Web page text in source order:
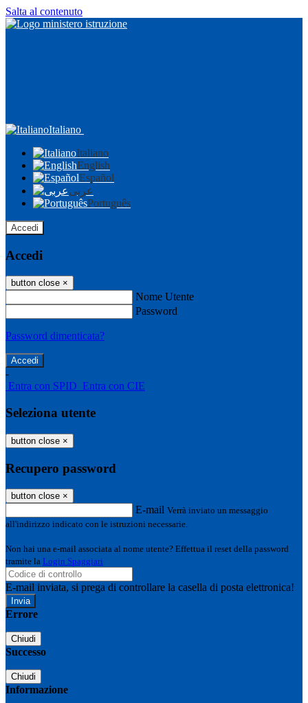
Salta al contenuto
Italiano
Italiano
English
Español
عربى
Português
Accedi
Accedi
button close ×
Nome Utente
Password
Password dimenticata?
-
Entra con SPID Entra con CIE
Seleziona utente
button close ×
Recupero password
button close ×
E-mail Verrà inviato un messaggio
all'indirizzo indicato con le istruzioni necessarie.
Non hai una e-mail associata al nome utente? Effettua il reset della password
tramite la Login Spaggiari
E-mail inviata, si prega di controllare la casella di posta elettronica!
Errore
Chiudi
Successo
Chiudi
Informazione